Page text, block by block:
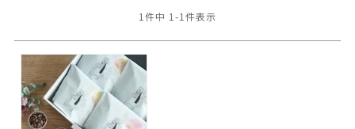
1件中 1 -1 件表示